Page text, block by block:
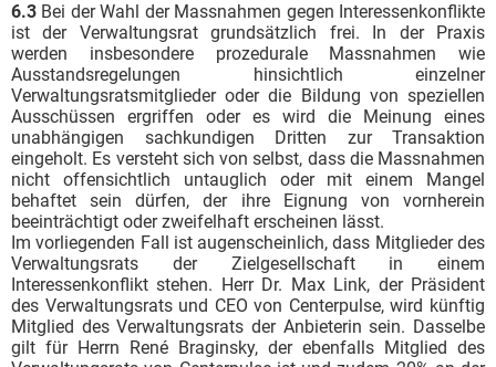
6.3 Bei der Wahl der Massnahmen gegen Interessenkonflikte
ist der Verwaltungsrat grundsätzlich frei. In der Praxis
werden insbesondere prozedurale Massnahmen wie
Ausstandsregelungen hinsichtlich einzelner
Verwaltungsratsmitglieder oder die Bildung von speziellen
Ausschüssen ergriffen oder es wird die Meinung eines
unabhängigen sachkundigen Dritten zur Transaktion
eingeholt. Es versteht sich von selbst, dass die Massnahmen
nicht offensichtlich untauglich oder mit einem Mangel
behaftet sein dürfen, der ihre Eignung von vornherein
beeinträchtigt oder zweifelhaft erscheinen lässt.
Im vorliegenden Fall ist augenscheinlich, dass Mitglieder des
Verwaltungsrats der Zielgesellschaft in einem
Interessenkonflikt stehen. Herr Dr. Max Link, der Präsident
des Verwaltungsrats und CEO von Centerpulse, wird künftig
Mitglied des Verwaltungsrats der Anbieterin sein. Dasselbe
gilt für Herrn René Braginsky, der ebenfalls Mitglied des